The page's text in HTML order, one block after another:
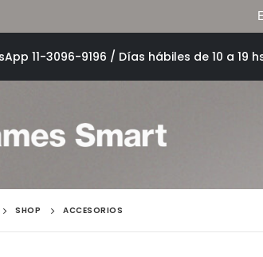
11-3096-9196 / Días hábiles de 10 a 19
SHOP ACCESORIOS